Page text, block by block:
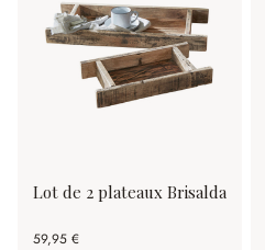
Lot de 2 plateaux Brisalda
59,95 €